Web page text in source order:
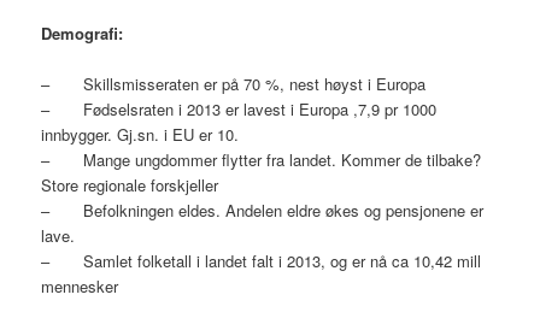
Demografi:
– Skillsmisseraten er på 70 %, nest høyst i Europa
– Fødselsraten i 2013 er lavest i Europa ,7,9 pr 1000
innbygger. Gj.sn. i EU er 10.
– Mange ungdommer flytter fra landet. Kommer de tilbake?
Store regionale forskjeller
– Befolkningen eldes. Andelen eldre økes og pensjonene er
lave.
– Samlet folketall i landet falt i 2013, og er nå ca 10,42 mill
mennesker